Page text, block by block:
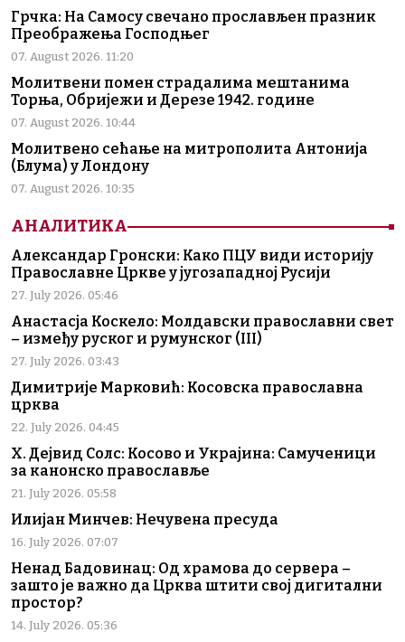
Грчка: На Самосу свечано прослављен празник
Преображења Господњег
07. August 2026. 11:20
Молитвени помен страдалима мештанима
Торња, Обријежи и Дерезе 1942. године
07. August 2026. 10:44
Молитвено сећање на митрополита Антонија
(Блума) у Лондону
07. August 2026. 10:35
АНАЛИТИКА
Александар Гронски: Како ПЦУ види историју
Православне Цркве у југозападној Русији
27. July 2026. 05:46
Анастасја Коскело: Молдавски православни свет
– између руског и румунског (III)
27. July 2026. 03:43
Димитрије Марковић: Косовска православна
црква
22. July 2026. 04:45
Х. Дејвид Солс: Косово и Украјина: Самученици
за канонско православље
21. July 2026. 05:58
Илијан Минчев: Нечувена пресуда
16. July 2026. 07:07
Ненад Бадовинац: Од храмова до сервера –
зашто је важно да Црква штити свој дигитални
простор?
14. July 2026. 05:36